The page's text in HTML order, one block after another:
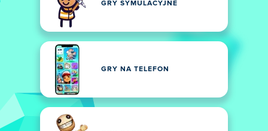
GRY SYMULACYJNE
GRY NA TELEFON